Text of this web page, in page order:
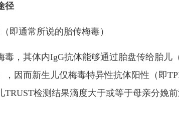
径
即通常所说的胎传梅毒）
毒，其体内IgG抗体能够通过胎盘传给胎儿
，因而新生儿仅梅毒特异性抗体阳性（即
TRUST检测结果滴度大于或等于母亲分娩